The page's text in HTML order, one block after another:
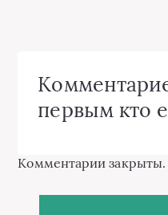
первым кто
Комментарии закрыты.